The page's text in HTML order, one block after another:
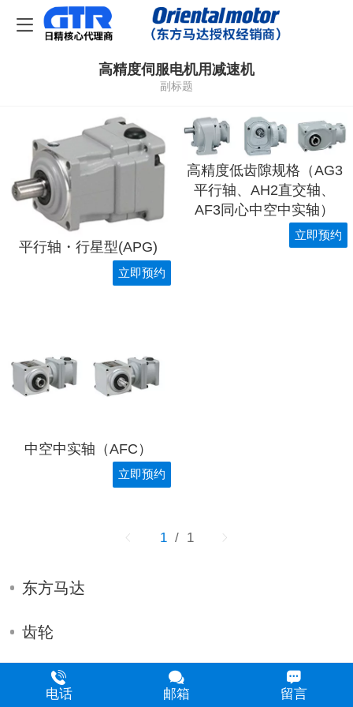
高精度伺服电机用减速机
副标题
平行轴・行星型(APG)
立即预约
高精度低齿隙规格（AG3
平行轴、AH2直交轴、
AF3同心中空中实轴）
立即预约
中空中实轴（AFC）
立即预约
1 / 1
东方马达
齿轮
齿轮箱
电话 邮箱 留言